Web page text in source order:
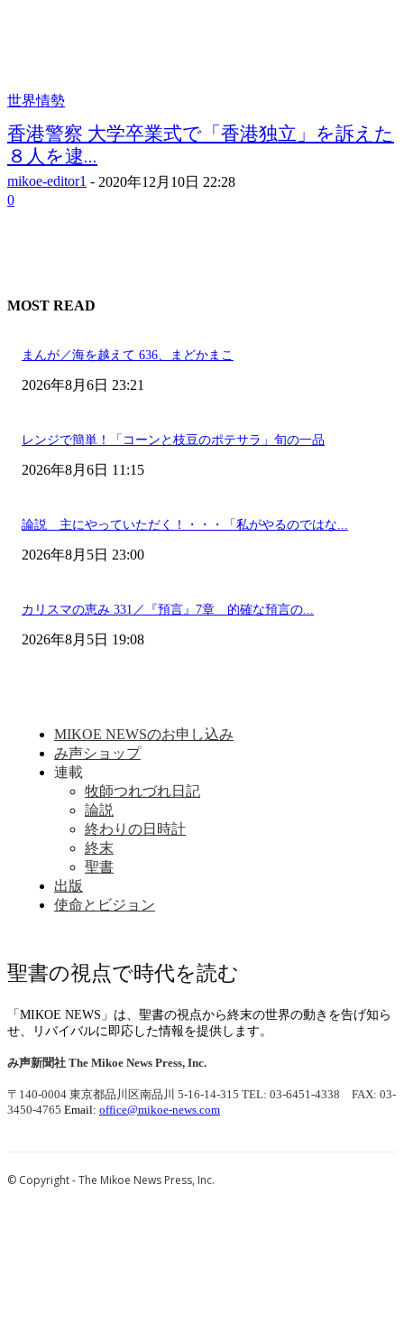
世界情勢
香港警察 大学卒業式で「香港独立」を訴えた
８人を逮...
mikoe-editor1 - 2020年12月10日 22:28
0
MOST READ
まんが／海を越えて 636、まどかまこ
2026年8月6日 23:21
レンジで簡単！「コーンと枝豆のポテサラ」旬の一品
2026年8月6日 11:15
論説 主にやっていただく！・・・「私がやるのではな...
2026年8月5日 23:00
カリスマの恵み 331／『預言』7章 的確な預言の...
2026年8月5日 19:08
MIKOE NEWSのお申し込み
み声ショップ
連載
牧師つれづれ日記
論説
終わりの日時計
終末
聖書
出版
使命とビジョン
聖書の視点で時代を読む
「MIKOE NEWS」は、聖書の視点から終末の世界の動きを告げ知ら
せ、リバイバルに即応した情報を提供します。
み声新聞社 The Mikoe News Press, Inc.
〒140-0004 東京都品川区南品川 5-16-14-315 TEL: 03-6451-4338 FAX: 03-
3450-4765 Email: office@mikoe-news.com
© Copyright - The Mikoe News Press, Inc.